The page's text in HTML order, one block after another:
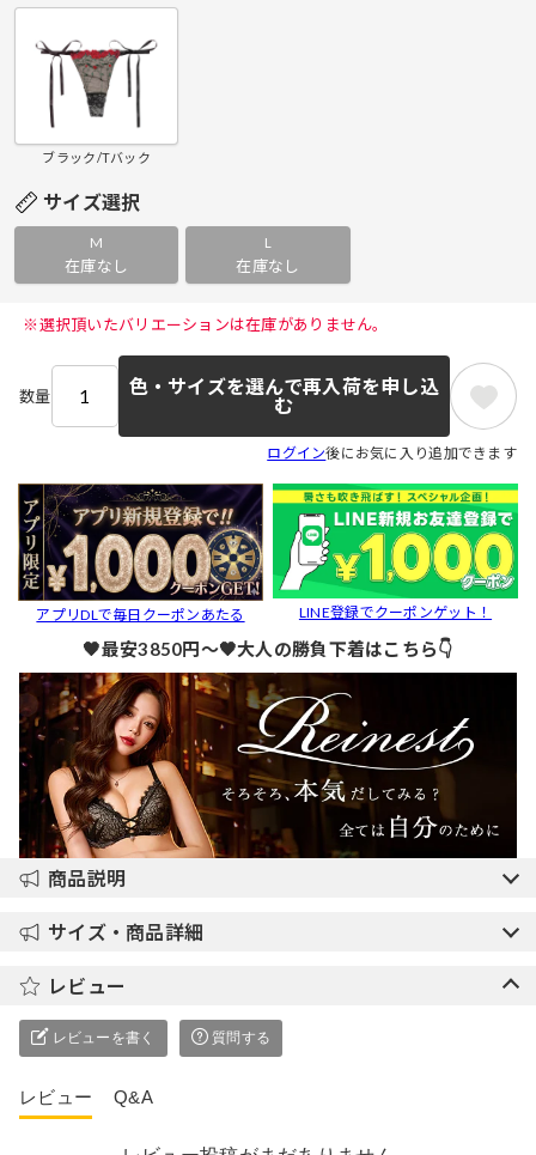
ブラック/Tバック
サイズ選択
M
在庫なし
L
在庫なし
※選択頂いたバリエーションは在庫がありません。
数量
色・サイズを選んで再入荷を申し込
む
ログイン後にお気に入り追加できます
アプリDLで毎日クーポンあたる LINE登録でクーポンゲット！
🖤最安3850円～🖤大人の勝負下着はこちら👇
商品説明
サイズ・商品詳細
レビュー
レビューを書く 質問する
レビュー Q&A